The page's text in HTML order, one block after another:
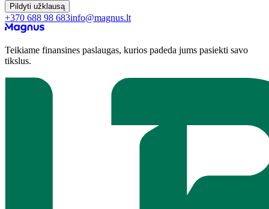
Pildyti užklausą
+370 688 98 683info@magnus.lt
Teikiame finansines paslaugas, kurios padeda jums pasiekti savo
tikslus.